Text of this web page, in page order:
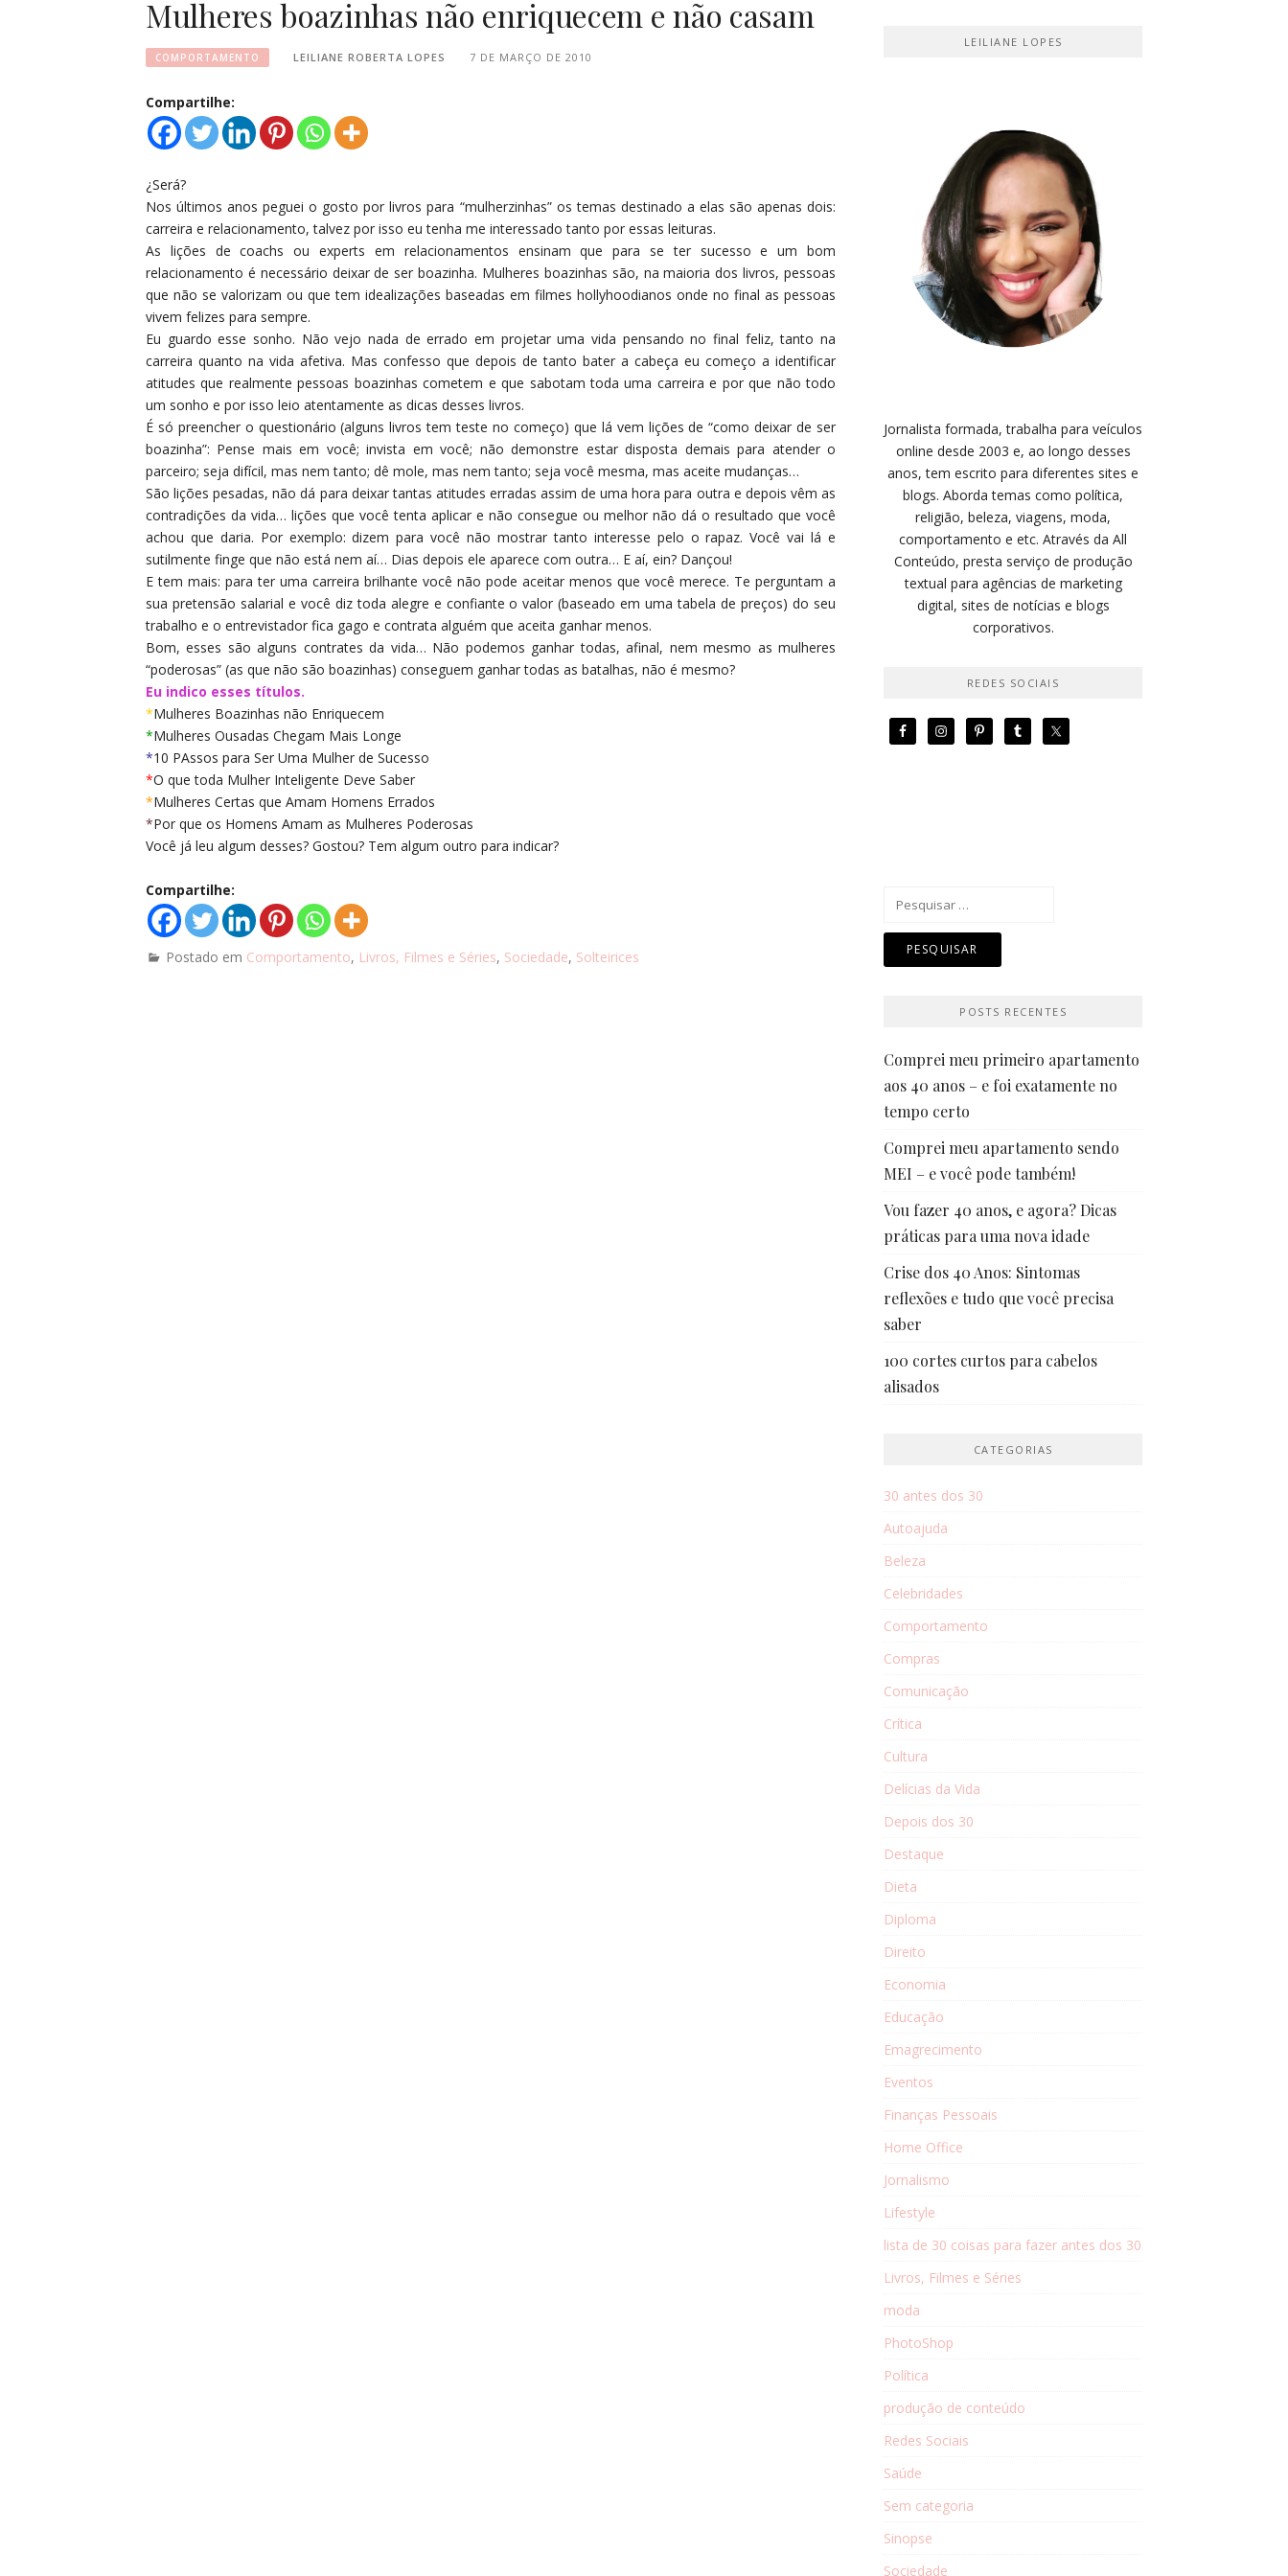
Mulheres boazinhas não enriquecem e não casam
COMPORTAMENTO LEILIANE ROBERTA LOPES 7 DE MARÇO DE 2010
Compartilhe:
¿Será?
Nos últimos anos peguei o gosto por livros para “mulherzinhas” os temas destinado a elas são apenas dois:
carreira e relacionamento, talvez por isso eu tenha me interessado tanto por essas leituras.
As lições de coachs ou experts em relacionamentos ensinam que para se ter sucesso e um bom
relacionamento é necessário deixar de ser boazinha. Mulheres boazinhas são, na maioria dos livros, pessoas
que não se valorizam ou que tem idealizações baseadas em filmes hollyhoodianos onde no final as pessoas
vivem felizes para sempre.
Eu guardo esse sonho. Não vejo nada de errado em projetar uma vida pensando no final feliz, tanto na
carreira quanto na vida afetiva. Mas confesso que depois de tanto bater a cabeça eu começo a identificar
atitudes que realmente pessoas boazinhas cometem e que sabotam toda uma carreira e por que não todo
um sonho e por isso leio atentamente as dicas desses livros.
É só preencher o questionário (alguns livros tem teste no começo) que lá vem lições de “como deixar de ser
boazinha”: Pense mais em você; invista em você; não demonstre estar disposta demais para atender o
parceiro; seja difícil, mas nem tanto; dê mole, mas nem tanto; seja você mesma, mas aceite mudanças…
São lições pesadas, não dá para deixar tantas atitudes erradas assim de uma hora para outra e depois vêm as
contradições da vida… lições que você tenta aplicar e não consegue ou melhor não dá o resultado que você
achou que daria. Por exemplo: dizem para você não mostrar tanto interesse pelo o rapaz. Você vai lá e
sutilmente finge que não está nem aí… Dias depois ele aparece com outra… E aí, ein? Dançou!
E tem mais: para ter uma carreira brilhante você não pode aceitar menos que você merece. Te perguntam a
sua pretensão salarial e você diz toda alegre e confiante o valor (baseado em uma tabela de preços) do seu
trabalho e o entrevistador fica gago e contrata alguém que aceita ganhar menos.
Bom, esses são alguns contrates da vida… Não podemos ganhar todas, afinal, nem mesmo as mulheres
“poderosas” (as que não são boazinhas) conseguem ganhar todas as batalhas, não é mesmo?
Eu indico esses títulos.
*Mulheres Boazinhas não Enriquecem
*Mulheres Ousadas Chegam Mais Longe
*10 PAssos para Ser Uma Mulher de Sucesso
*O que toda Mulher Inteligente Deve Saber
*Mulheres Certas que Amam Homens Errados
*Por que os Homens Amam as Mulheres Poderosas
Você já leu algum desses? Gostou? Tem algum outro para indicar?
Compartilhe:
Postado em Comportamento, Livros, Filmes e Séries, Sociedade, Solteirices
LEILIANE LOPES
Jornalista formada, trabalha para veículos
online desde 2003 e, ao longo desses
anos, tem escrito para diferentes sites e
blogs. Aborda temas como política,
religião, beleza, viagens, moda,
comportamento e etc. Através da All
Conteúdo, presta serviço de produção
textual para agências de marketing
digital, sites de notícias e blogs
corporativos.
REDES SOCIAIS
POSTS RECENTES
Comprei meu primeiro apartamento
aos 40 anos – e foi exatamente no
tempo certo
Comprei meu apartamento sendo
MEI – e você pode também!
Vou fazer 40 anos, e agora? Dicas
práticas para uma nova idade
Crise dos 40 Anos: Sintomas
reflexões e tudo que você precisa
saber
100 cortes curtos para cabelos
alisados
CATEGORIAS
30 antes dos 30
Autoajuda
Beleza
Celebridades
Comportamento
Compras
Comunicação
Crítica
Cultura
Delícias da Vida
Depois dos 30
Destaque
Dieta
Diploma
Direito
Economia
Educação
Emagrecimento
Eventos
Finanças Pessoais
Home Office
Jornalismo
Lifestyle
lista de 30 coisas para fazer antes dos 30
Livros, Filmes e Séries
moda
PhotoShop
Política
produção de conteúdo
Redes Sociais
Saúde
Sem categoria
Sinopse
Sociedade